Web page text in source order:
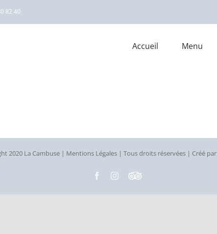
82 40
Accueil Menu
2020 La Cambuse | Mentions Légales | Tous droits réservées | Créé par
FacebookInstagram
Custom